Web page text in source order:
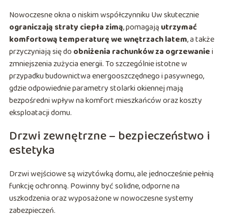
Nowoczesne okna o niskim współczynniku Uw skutecznie
ograniczają straty ciepła zimą, pomagają utrzymać
komfortową temperaturę we wnętrzach latem, a także
przyczyniają się do obniżenia rachunków za ogrzewaniei
zmniejszenia zużycia energii. To szczególnie istotne w
przypadku budownictwa energooszczędnego i pasywnego,
gdzie odpowiednie parametry stolarki okiennej mają
bezpośredni wpływ na komfort mieszkańców oraz koszty
eksploatacji domu.
Drzwi zewnętrzne – bezpieczeństwo i
estetyka
Drzwi wejściowe są wizytówką domu, ale jednocześnie pełnią
funkcję ochronną. Powinny być solidne, odporne na
uszkodzenia oraz wyposażone w nowoczesne systemy
zabezpieczeń.